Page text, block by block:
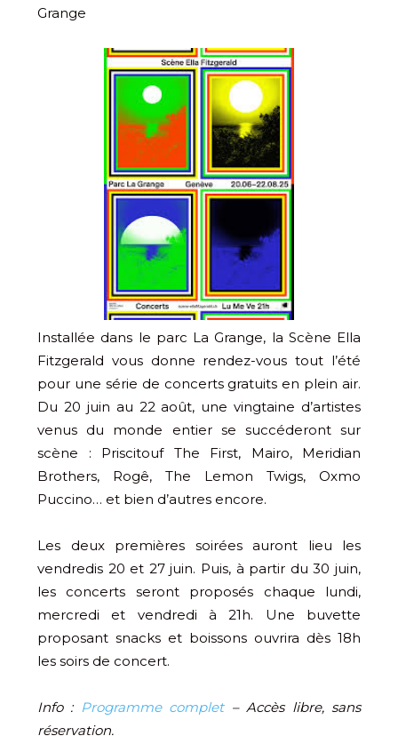
Grange
Installée dans le parc La Grange, la Scène Ella
Fitzgerald vous donne rendez-vous tout l’été
pour une série de concerts gratuits en plein air.
Du 20 juin au 22 août, une vingtaine d’artistes
venus du monde entier se succéderont sur
scène : Priscitouf The First, Mairo, Meridian
Brothers, Rogê, The Lemon Twigs, Oxmo
Puccino… et bien d’autres encore.
Les deux premières soirées auront lieu les
vendredis 20 et 27 juin. Puis, à partir du 30 juin,
les concerts seront proposés chaque lundi,
mercredi et vendredi à 21h. Une buvette
proposant snacks et boissons ouvrira dès 18h
les soirs de concert.
Info : Programme complet– Accès libre, sans
réservation.